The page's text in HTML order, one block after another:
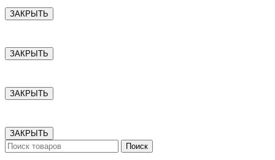
ЗАКРЫТЬ
ЗАКРЫТЬ
ЗАКРЫТЬ
ЗАКРЫТЬ
Поиск